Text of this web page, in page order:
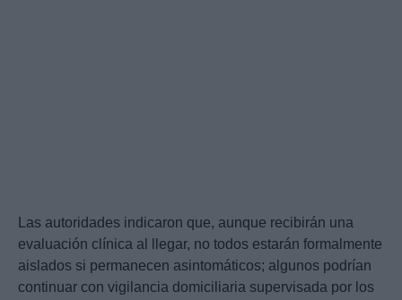
Las autoridades indicaron que, aunque recibirán una
evaluación clínica al llegar, no todos estarán formalmente
aislados si permanecen asintomáticos; algunos podrían
continuar con vigilancia domiciliaria supervisada por los